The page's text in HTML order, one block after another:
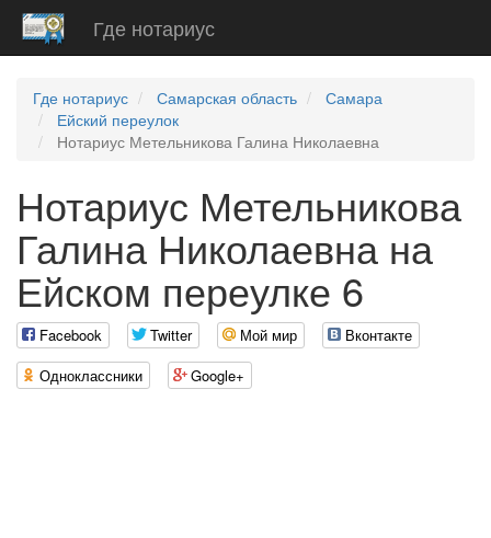
Где нотариус
Где нотариус Самарская область
Самара
Ейский переулок
Нотариус Метельникова Галина Николаевна
Нотариус Метельникова
Галина Николаевна на
Ейском переулке 6
Facebook Twitter Мой мир
Вконтакте
Одноклассники
Google+